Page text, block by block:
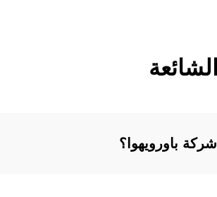
باورويهوا؟